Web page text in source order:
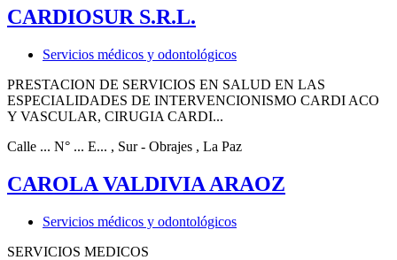
CARDIOSUR S.R.L.
Servicios médicos y odontológicos
PRESTACION DE SERVICIOS EN SALUD EN LAS
ESPECIALIDADES DE INTERVENCIONISMO CARDI ACO
Y VASCULAR, CIRUGIA CARDI...
Calle ... N° ... E... , Sur - Obrajes , La Paz
CAROLA VALDIVIA ARAOZ
Servicios médicos y odontológicos
SERVICIOS MEDICOS